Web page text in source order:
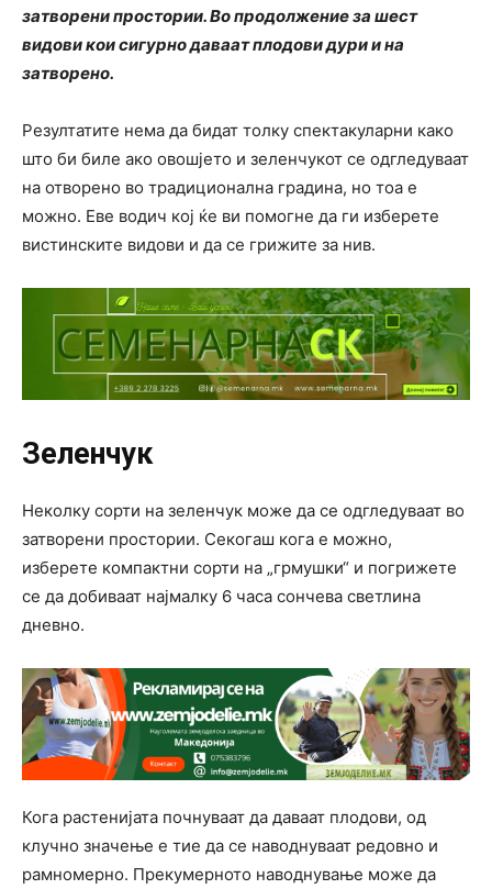
затворени простории. Во продолжение за шест
видови кои сигурно даваат плодови дури и на
затворено.
Резултатите нема да бидат толку спектакуларни како
што би биле ако овошјето и зеленчукот се одгледуваат
на отворено во традиционална градина, но тоа е
можно. Еве водич кој ќе ви помогне да ги изберете
вистинските видови и да се грижите за нив.
Зеленчук
Неколку сорти на зеленчук може да се одгледуваат во
затворени простории. Секогаш кога е можно,
изберете компактни сорти на „грмушки“ и погрижете
се да добиваат најмалку 6 часа сончева светлина
дневно.
Кога растенијата почнуваат да даваат плодови, од
клучно значење е тие да се наводнуваат редовно и
рамномерно. Прекумерното наводнување може да